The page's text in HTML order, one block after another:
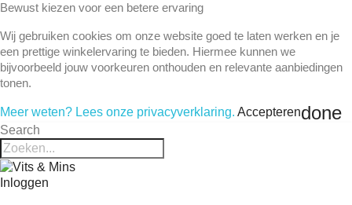
Bewust kiezen voor een betere ervaring
Wij gebruiken cookies om onze website goed te laten werken en je
een prettige winkelervaring te bieden. Hiermee kunnen we
bijvoorbeeld jouw voorkeuren onthouden en relevante aanbiedingen
tonen.
Meer weten? Lees onze privacyverklaring. Accepterendone
Search
Inloggen